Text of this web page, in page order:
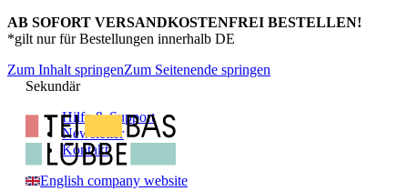
AB SOFORT VERSANDKOSTENFREI BESTELLEN!
*gilt nur für Bestellungen innerhalb DE
Zum Inhalt springenZum Seitenende springen
Sekundär
Hilfe & Support
Newsletter
Kontakt
English company website